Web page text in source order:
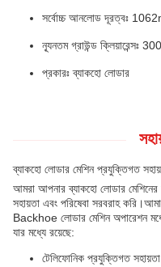
সর্বোচ্চ আনলোড দূরত্বঃ
ন্যূনতম গ্রাউন্ড ক্লিয়ারেন্সঃ
প্রকারঃ ব্যাকহো লোডার
ব্যাকহো লোডার মেশিন প্রযুক্তিগত
আমরা আপনার ব্যাকহো লোডার
সহায়তা এবং পরিষেবা সরবরাহ
Backhoe লোডার মেশিন অপারেশন
যার মধ্যে রয়েছে:
টেলিফোনিক প্রযুক্তিগত সহায়তা